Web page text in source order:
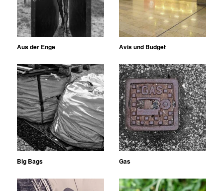
Aus der Enge Avis und Budget
Big Bags Gas